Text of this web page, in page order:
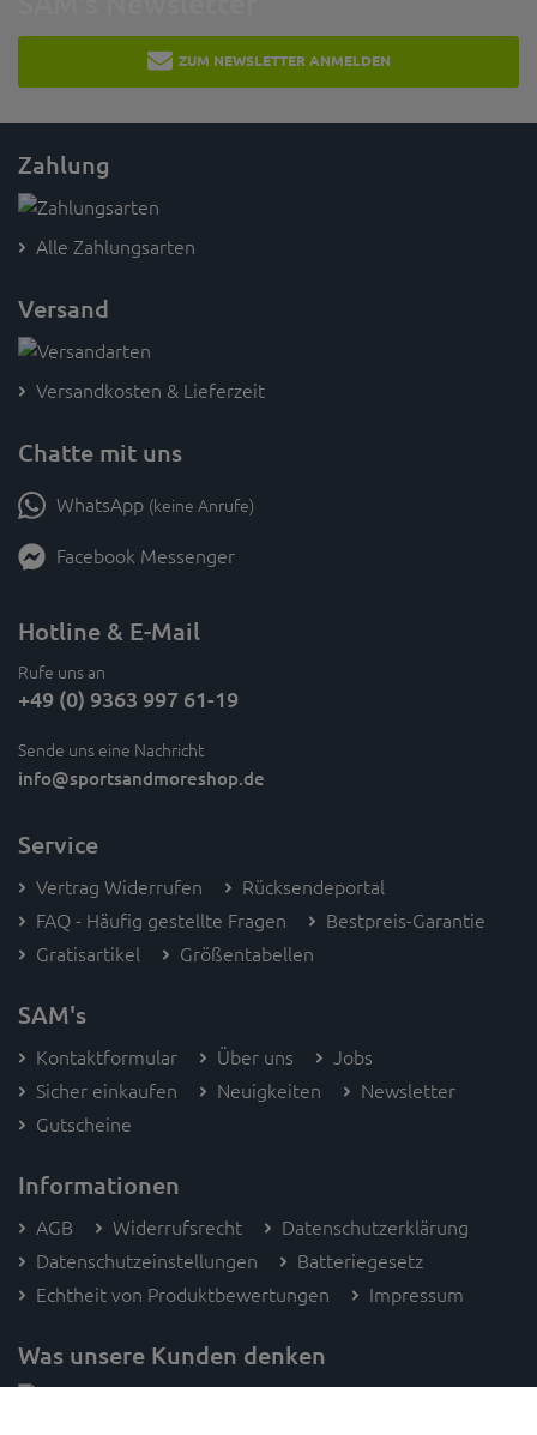
ZUM NEWSLETTER ANMELDEN
Zahlung
Alle Zahlungsarten
Versand
Versandkosten & Lieferzeit
Chatte mit uns
WhatsApp (keine Anrufe)
Facebook Messenger
Hotline & E-Mail
Rufe uns an
+49 (0) 9363 997 61-19
Sende uns eine Nachricht
info@sportsandmoreshop.de
Service
Vertrag Widerrufen
Rücksendeportal
FAQ - Häufig gestellte Fragen
Bestpreis-Garantie
Gratisartikel
Größentabellen
SAM's
Kontaktformular Über uns
Jobs
Sicher einkaufen
Neuigkeiten
Newsletter
Gutscheine
Informationen
AGB Widerrufsrecht
Datenschutzerklärung
Datenschutzeinstellungen
Batteriegesetz
Echtheit von Produktbewertungen
Impressum
Was unsere Kunden denken